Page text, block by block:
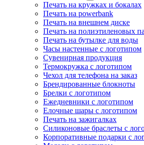
Печать на кружках и бокалах
Печать на powerbank
Печать на внешнем диске
Печать на полиэтиленовых
Печать на бутылке для воды
Часы настенные с логотипом
Сувенирная продукция
Термокружка с логотипом
Чехол для телефона на заказ
Брендированные блокноты
Брелки с логотипом
Ежедневники с логотипом
Елочные шары с логотипом
Печать на зажигалках
Силиконовые браслеты с
Корпоративные подарки с